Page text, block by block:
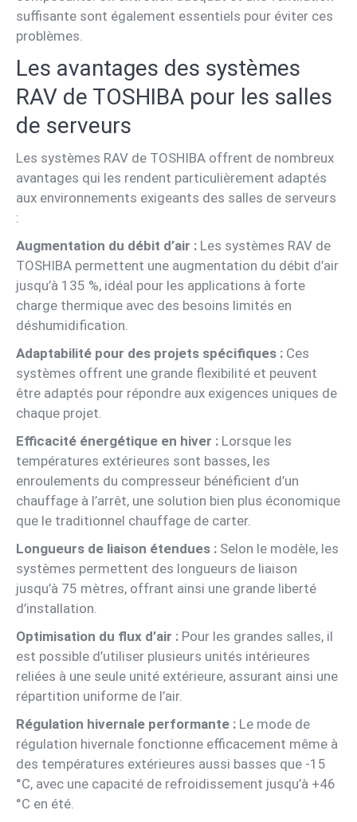
suffisante sont également essentiels pour éviter ces
problèmes.
Les avantages des systèmes
RAV de TOSHIBA pour les salles
de serveurs
Les systèmes RAV de TOSHIBA offrent de nombreux
avantages qui les rendent particulièrement adaptés
aux environnements exigeants des salles de serveurs
:
Augmentation du débit d’air : Les systèmes RAV de
TOSHIBA permettent une augmentation du débit d’air
jusqu’à 135 %, idéal pour les applications à forte
charge thermique avec des besoins limités en
déshumidification.
Adaptabilité pour des projets spécifiques : Ces
systèmes offrent une grande flexibilité et peuvent
être adaptés pour répondre aux exigences uniques de
chaque projet.
Efficacité énergétique en hiver : Lorsque les
températures extérieures sont basses, les
enroulements du compresseur bénéficient d’un
chauffage à l’arrêt, une solution bien plus économique
que le traditionnel chauffage de carter.
Longueurs de liaison étendues : Selon le modèle, les
systèmes permettent des longueurs de liaison
jusqu’à 75 mètres, offrant ainsi une grande liberté
d’installation.
Optimisation du flux d’air : Pour les grandes salles, il
est possible d’utiliser plusieurs unités intérieures
reliées à une seule unité extérieure, assurant ainsi une
répartition uniforme de l’air.
Régulation hivernale performante : Le mode de
régulation hivernale fonctionne efficacement même à
des températures extérieures aussi basses que -15
°C, avec une capacité de refroidissement jusqu’à +46
°C en été.